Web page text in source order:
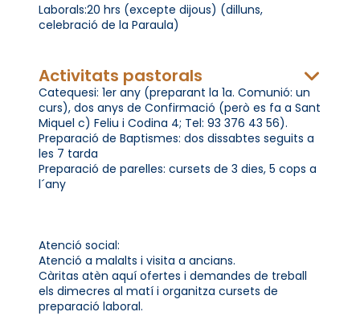
Laborals:20 hrs (excepte dijous) (dilluns,
celebració de la Paraula)
Activitats pastorals
Catequesi: 1er any (preparant la 1a. Comunió: un
curs), dos anys de Confirmació (però es fa a Sant
Miquel c) Feliu i Codina 4; Tel: 93 376 43 56).
Preparació de Baptismes: dos dissabtes seguits a
les 7 tarda
Preparació de parelles: cursets de 3 dies, 5 cops a
l´any
Atenció social:
Atenció a malalts i visita a ancians.
Càritas atèn aquí ofertes i demandes de treball
els dimecres al matí i organitza cursets de
preparació laboral.